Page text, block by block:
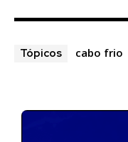
Tópicos cabo frio